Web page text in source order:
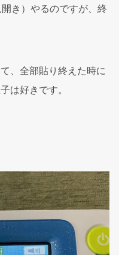
き）やるのですが、終
、全部貼り終えた時に
は好きです。